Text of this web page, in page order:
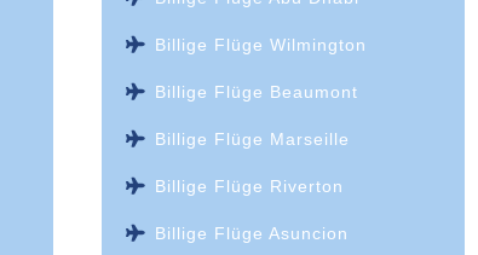
Billige Flüge Wilmington
Billige Flüge Beaumont
Billige Flüge Marseille
Billige Flüge Riverton
Billige Flüge Asuncion